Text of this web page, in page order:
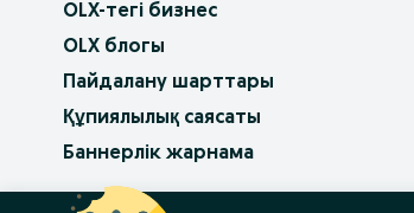
OLX-тегі бизнес
OLX блогы
Пайдалану шарттары
Құпиялылық саясаты
Баннерлік жарнама